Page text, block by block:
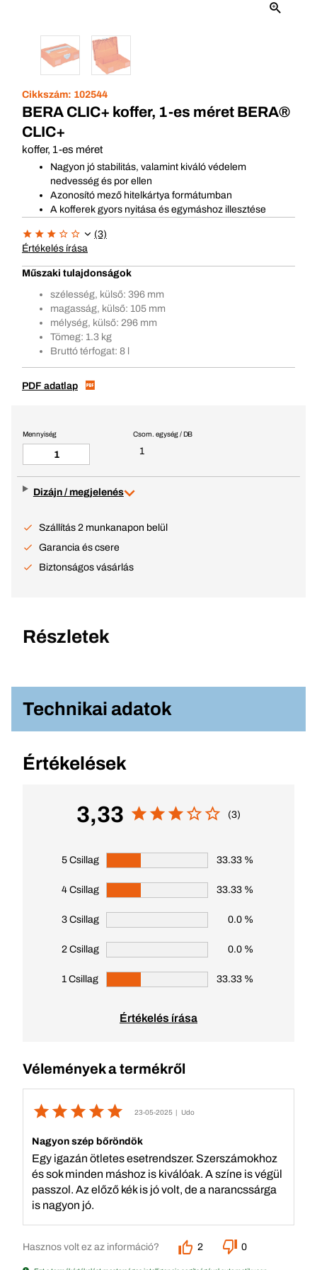
Cikkszám: 102544
BERA CLIC+ koffer, 1-es méret BERA®
CLIC+
koffer, 1-es méret
Nagyon jó stabilitás, valamint kiváló védelem
nedvesség és por ellen
Azonosító mező hitelkártya formátumban
A kofferek gyors nyitása és egymáshoz illesztése
(3)
Értékelés írása
Műszaki tulajdonságok
szélesség, külső: 396 mm
magasság, külső: 105 mm
mélység, külső: 296 mm
Tömeg: 1.3 kg
Bruttó térfogat: 8 l
PDF adatlap
Csom. egység / DB
1
Mennyiség
Dizájn / megjelenés
Szállítás 2 munkanapon belül
Garancia és csere
Biztonságos vásárlás
Részletek
Technikai adatok
Értékelések
3,33 (3)
5 Csillag 33.33 %
4 Csillag 33.33 %
3 Csillag 0.0 %
2 Csillag 0.0 %
1 Csillag 33.33 %
Értékelés írása
Vélemények a termékről
23-05-2025 | Udo
Nagyon szép bőröndök
Egy igazán ötletes esetrendszer. Szerszámokhoz
és sok minden máshoz is kiválóak. A színe is végül
passzol. Az előző kék is jó volt, de a narancssárga
is nagyon jó.
Hasznos volt ez az információ? 2 0